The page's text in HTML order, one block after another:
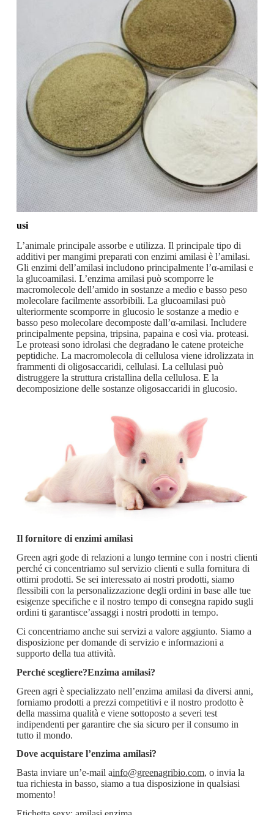
usi
L’animale principale assorbe e utilizza. Il principale tipo di
additivi per mangimi preparati con enzimi amilasi è l’amilasi.
Gli enzimi dell’amilasi includono principalmente l’α-amilasi e
la glucoamilasi. L’enzima amilasi può scomporre le
macromolecole dell’amido in sostanze a medio e basso peso
molecolare facilmente assorbibili. La glucoamilasi può
ulteriormente scomporre in glucosio le sostanze a medio e
basso peso molecolare decomposte dall’α-amilasi. Includere
principalmente pepsina, tripsina, papaina e così via. proteasi.
Le proteasi sono idrolasi che degradano le catene proteiche
peptidiche. La macromolecola di cellulosa viene idrolizzata in
frammenti di oligosaccaridi, cellulasi. La cellulasi può
distruggere la struttura cristallina della cellulosa. E la
decomposizione delle sostanze oligosaccaridi in glucosio.
Il fornitore di enzimi amilasi
Green agri gode di relazioni a lungo termine con i nostri clienti
perché ci concentriamo sul servizio clienti e sulla fornitura di
ottimi prodotti. Se sei interessato ai nostri prodotti, siamo
flessibili con la personalizzazione degli ordini in base alle tue
esigenze specifiche e il nostro tempo di consegna rapido sugli
ordini ti garantisce’assaggi i nostri prodotti in tempo.
Ci concentriamo anche sui servizi a valore aggiunto. Siamo a
disposizione per domande di servizio e informazioni a
supporto della tua attività.
Perché scegliere?Enzima amilasi?
Green agri è specializzato nell’enzima amilasi da diversi anni,
forniamo prodotti a prezzi competitivi e il nostro prodotto è
della massima qualità e viene sottoposto a severi test
indipendenti per garantire che sia sicuro per il consumo in
tutto il mondo.
Dove acquistare l’enzima amilasi?
Basta inviare un’e-mail ainfo@greenagribio.com, o invia la
tua richiesta in basso, siamo a tua disposizione in qualsiasi
momento!